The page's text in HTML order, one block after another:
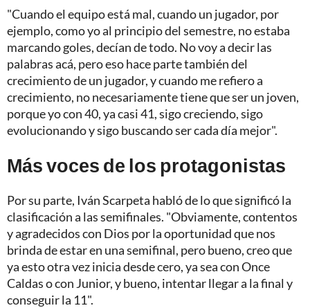
"Cuando el equipo está mal, cuando un jugador, por
ejemplo, como yo al principio del semestre, no estaba
marcando goles, decían de todo. No voy a decir las
palabras acá, pero eso hace parte también del
crecimiento de un jugador, y cuando me refiero a
crecimiento, no necesariamente tiene que ser un joven,
porque yo con 40, ya casi 41, sigo creciendo, sigo
evolucionando y sigo buscando ser cada día mejor".
Más voces de los protagonistas
Por su parte, Iván Scarpeta habló de lo que significó la
clasificación a las semifinales. "Obviamente, contentos
y agradecidos con Dios por la oportunidad que nos
brinda de estar en una semifinal, pero bueno, creo que
ya esto otra vez inicia desde cero, ya sea con Once
Caldas o con Junior, y bueno, intentar llegar a la final y
conseguir la 11".